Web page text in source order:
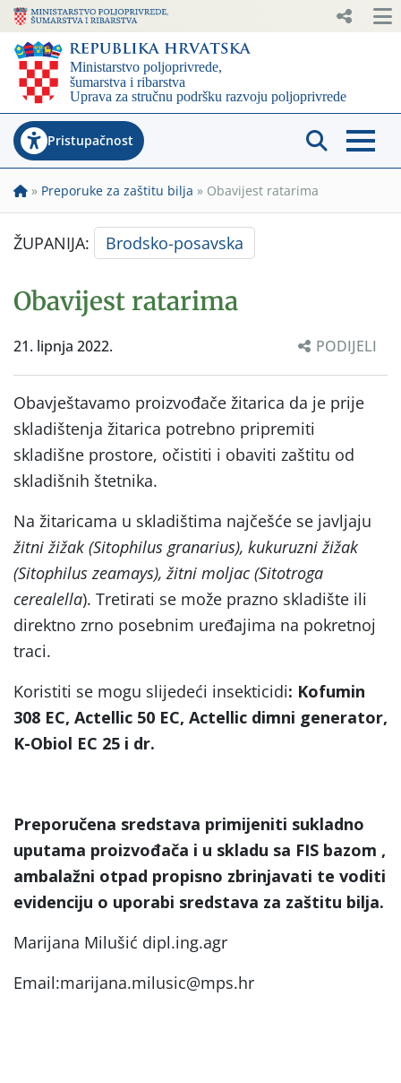
Pristupačnost
» Preporuke za zaštitu bilja » Obavijest ratarima
ŽUPANIJA: Brodsko-posavska
Obavijest ratarima
21. lipnja 2022. PODIJELI
Obavještavamo proizvođače žitarica da je prije
skladištenja žitarica potrebno pripremiti
skladišne prostore, očistiti i obaviti zaštitu od
skladišnih štetnika.
Na žitaricama u skladištima najčešće se javljaju
žitni žižak (Sitophilus granarius), kukuruzni žižak
(Sitophilus zeamays), žitni moljac (Sitotroga
cerealella). Tretirati se može prazno skladište ili
direktno zrno posebnim uređajima na pokretnoj
traci.
Koristiti se mogu slijedeći insekticidi: Kofumin
308 EC, Actellic 50 EC, Actellic dimni generator,
K-Obiol EC 25 i dr.
Preporučena sredstava primijeniti sukladno
uputama proizvođača i u skladu sa FIS bazom ,
ambalažni otpad propisno zbrinjavati te voditi
evidenciju o uporabi sredstava za zaštitu bilja.
Marijana Milušić dipl.ing.agr
Email:marijana.milusic@mps.hr